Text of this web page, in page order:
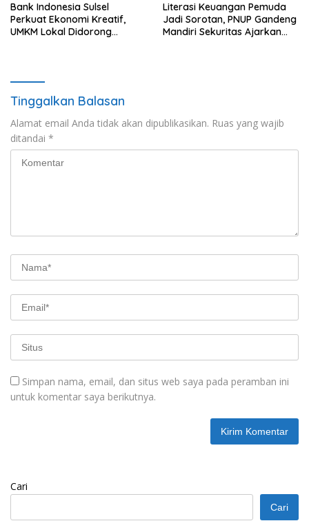
Bank Indonesia Sulsel
Perkuat Ekonomi Kreatif,
UMKM Lokal Didorong
Literasi Keuangan Pemuda
Jadi Sorotan, PNUP Gandeng
Mandiri Sekuritas Ajarkan
Tinggalkan Balasan
Alamat email Anda tidak akan dipublikasikan. Ruas yang wajib
ditandai *
Simpan nama, email, dan situs web saya pada peramban ini
untuk komentar saya berikutnya.
Cari
Cari